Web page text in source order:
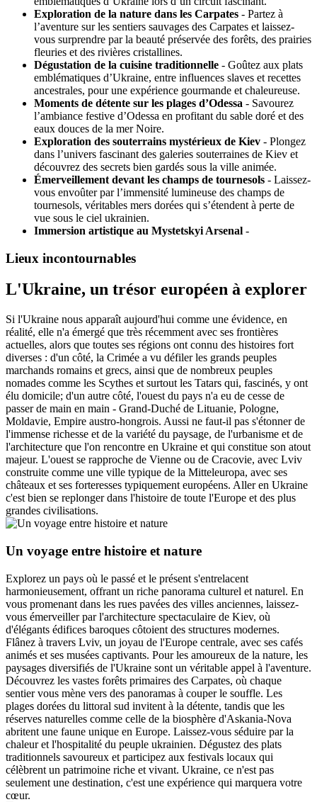
Exploration de la nature dans les Carpates - Partez à
l’aventure sur les sentiers sauvages des Carpates et laissez-
vous surprendre par la beauté préservée des forêts, des prairies
fleuries et des rivières cristallines.
Dégustation de la cuisine traditionnelle - Goûtez aux plats
emblématiques d’Ukraine, entre influences slaves et recettes
ancestrales, pour une expérience gourmande et chaleureuse.
Moments de détente sur les plages d’Odessa - Savourez
l’ambiance festive d’Odessa en profitant du sable doré et des
eaux douces de la mer Noire.
Exploration des souterrains mystérieux de Kiev - Plongez
dans l’univers fascinant des galeries souterraines de Kiev et
découvrez des secrets bien gardés sous la ville animée.
Émerveillement devant les champs de tournesols - Laissez-
vous envoûter par l’immensité lumineuse des champs de
tournesols, véritables mers dorées qui s’étendent à perte de
vue sous le ciel ukrainien.
Immersion artistique au Mystetskyi Arsenal -
Lieux incontournables
L'Ukraine, un trésor européen à explorer
Si l'Ukraine nous apparaît aujourd'hui comme une évidence, en
réalité, elle n'a émergé que très récemment avec ses frontières
actuelles, alors que toutes ses régions ont connu des histoires fort
diverses : d'un côté, la Crimée a vu défiler les grands peuples
marchands romains et grecs, ainsi que de nombreux peuples
nomades comme les Scythes et surtout les Tatars qui, fascinés, y ont
élu domicile; d'un autre côté, l'ouest du pays n'a eu de cesse de
passer de main en main - Grand-Duché de Lituanie, Pologne,
Moldavie, Empire austro-hongrois. Aussi ne faut-il pas s'étonner de
l'immense richesse et de la variété du paysage, de l'urbanisme et de
l'architecture que l'on rencontre en Ukraine et qui constitue son atout
majeur. L'ouest se rapproche de Vienne ou de Cracovie, avec Lviv
construite comme une ville typique de la Mitteleuropa, avec ses
châteaux et ses forteresses typiquement européens. Aller en Ukraine
c'est bien se replonger dans l'histoire de toute l'Europe et des plus
grandes civilisations.
Un voyage entre histoire et nature
Explorez un pays où le passé et le présent s'entrelacent
harmonieusement, offrant un riche panorama culturel et naturel. En
vous promenant dans les rues pavées des villes anciennes, laissez-
vous émerveiller par l'architecture spectaculaire de Kiev, où
d'élégants édifices baroques côtoient des structures modernes.
Flânez à travers Lviv, un joyau de l'Europe centrale, avec ses cafés
animés et ses musées captivants. Pour les amoureux de la nature, les
paysages diversifiés de l'Ukraine sont un véritable appel à l'aventure.
Découvrez les vastes forêts primaires des Carpates, où chaque
sentier vous mène vers des panoramas à couper le souffle. Les
plages dorées du littoral sud invitent à la détente, tandis que les
réserves naturelles comme celle de la biosphère d'Askania-Nova
abritent une faune unique en Europe. Laissez-vous séduire par la
chaleur et l'hospitalité du peuple ukrainien. Dégustez des plats
traditionnels savoureux et participez aux festivals locaux qui
célèbrent un patrimoine riche et vivant. Ukraine, ce n'est pas
seulement une destination, c'est une expérience qui marquera votre
cœur.